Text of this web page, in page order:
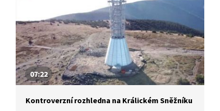
07:22
Kontroverzní rozhledna na Králickém Sněžníku